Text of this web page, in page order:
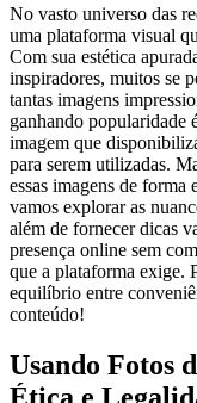
No ‌vasto universo das
uma plataforma visual
Com sua estética
inspiradores,‌ muitos ​se⁣
tantas​ imagens
ganhando popularidade
imagem que
para serem⁣ utilizadas.
essas imagens de​ forma
vamos explorar as
além‍ de ⁢fornecer ‌dicas
presença online sem
⁤que a plataforma exige.
equilíbrio ‍entre
conteúdo!
Usando Fotos
Ética e